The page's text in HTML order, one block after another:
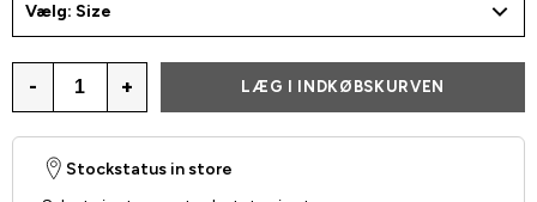
Vælg: Size
- + LÆG I INDKØBSKURVEN
Stockstatus in store